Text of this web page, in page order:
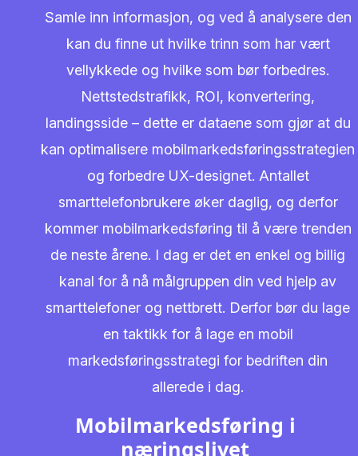
Samle inn informasjon, og ved å analysere den
kan du finne ut hvilke trinn som har vært
vellykkede og hvilke som bør forbedres.
Nettstedstrafikk, ROI, konvertering,
landingsside – dette er dataene som gjør at du
kan optimalisere mobilmarkedsføringsstrategien
og forbedre UX-designet. Antallet
smarttelefonbrukere øker daglig, og derfor
kommer mobilmarkedsføring til å være trenden
de neste årene. I dag er det en enkel og billig
kanal for å nå målgruppen din ved hjelp av
smarttelefoner og nettbrett. Derfor bør du lage
en taktikk for å lage en mobil
markedsføringsstrategi for bedriften din
allerede i dag.
Mobilmarkedsføring i
næringslivet